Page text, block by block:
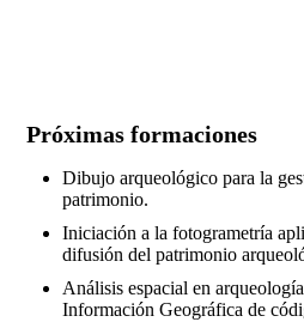
Próximas formaciones
Dibujo arqueológico para la
patrimonio.
Iniciación a la fotogrametría
difusión del patrimonio
Análisis espacial en
Información Geográfica de